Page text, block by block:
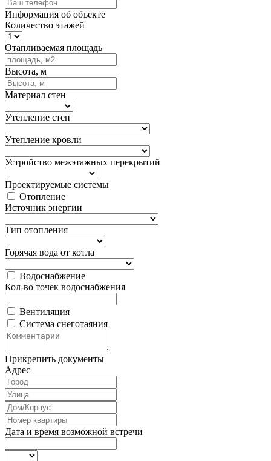
Информация об объекте
Количество этажей
Отапливаемая площадь
Высота, м
Материал стен
Утепление стен
Утепление кровли
Устройство межэтажных перекрытий
Проектируемые системы
Отопление
Источник энергии
Тип отопления
Горячая вода от котла
Водоснабжение
Кол-во точек водоснабжения
Вентиляция
Система снеготаяния
Прикрепить документы
Адрес
Дата и время возможной встречи